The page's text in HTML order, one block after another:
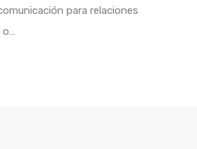
para relaciones
o…